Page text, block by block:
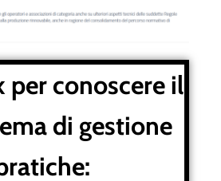
per conoscere il
di gestione